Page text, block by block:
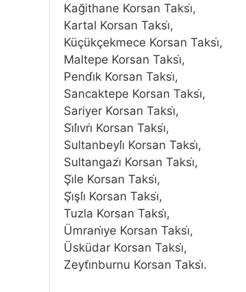
Kağithane Korsan Taksi̇,
Kartal Korsan Taksi̇,
Küçükçekmece Korsan Taksi̇,
Maltepe Korsan Taksi̇,
Pendi̇k Korsan Taksi̇,
Sancaktepe Korsan Taksi̇,
Sariyer Korsan Taksi̇,
Si̇li̇vri̇ Korsan Taksi̇,
Sultanbeyli̇ Korsan Taksi̇,
Sultangazi̇ Korsan Taksi̇,
Şi̇le Korsan Taksi̇,
Şi̇şli̇ Korsan Taksi̇,
Tuzla Korsan Taksi̇,
Ümrani̇ye Korsan Taksi̇,
Üsküdar Korsan Taksi̇,
Zeyti̇nburnu Korsan Taksi̇.